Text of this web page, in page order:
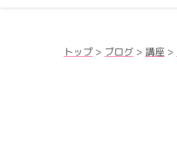
トップ > ブログ > 講座 >